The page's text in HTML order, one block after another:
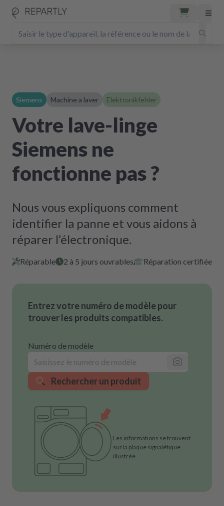
Siemens Machine a laver Elektronikfehler
Votre lave-linge
Siemens ne
fonctionne pas ?
Nous vous expliquons comment
identifier la panne et vous aidons à
réparer l’électronique.
Réparable 2 à 5 jours ouvrables Réparation certifiée
Entrez votre numéro de modèle pour
trouver les produits compatibles.
Numéro de modèle
Rechercher un produit
Les informations se trouvent
sur la plaque signalétique
illustrée.